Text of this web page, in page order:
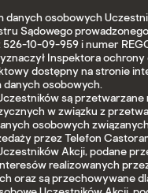
osobowych
Sądowego
526-10-09-959 i numer
Inspektora
dostępny na stronie
osobowych.
są
w związku z
osobowych
przez Telefon
Akcji, podane
realizowanych
oraz są przechowywane